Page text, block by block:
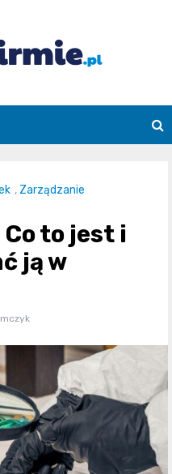
, Zarządzanie
to jest i
ją w